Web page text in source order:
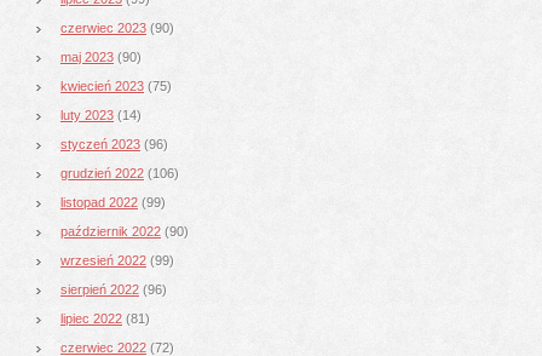
czerwiec 2023 (90)
maj 2023 (90)
kwiecień 2023 (75)
luty 2023 (14)
styczeń 2023 (96)
grudzień 2022 (106)
listopad 2022 (99)
październik 2022 (90)
wrzesień 2022 (99)
sierpień 2022 (96)
lipiec 2022 (81)
czerwiec 2022 (72)